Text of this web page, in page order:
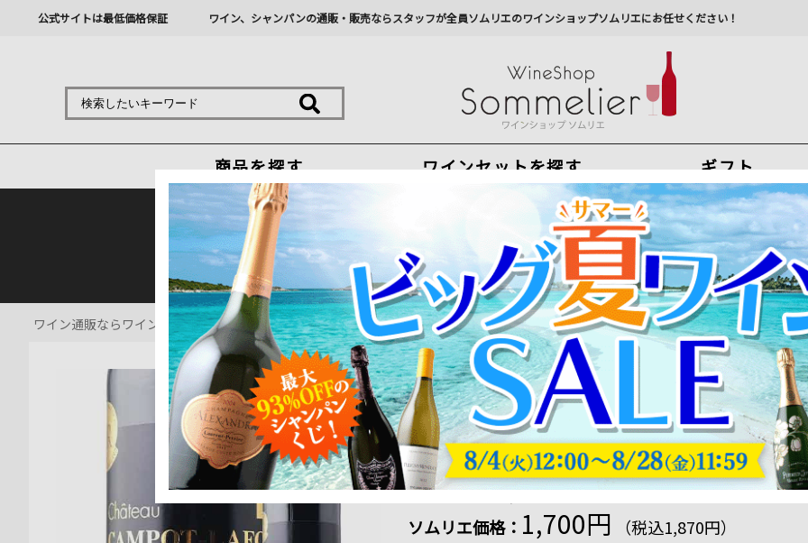
公式サイトは最低価格保証 ワイン、シャンパンの通販・販売ならスタッフが全員ソムリエのワインショップソムリエにお任せください！
商品を探す ワインセットを探す ギフト
今から注文で最短8月9日(日)出荷
最新の出荷スケジュールについてはこちらをクリ
熊本地震の影響により九州への配送に遅れが生じております。最新情報は佐川急
ワイン通販ならワインショップソムリエ > 赤ワイン通販 > シャトー・カンポ・ラフォン 2024年 フランス ボルドー赤ワイン フルボディ
ボルドー金賞受賞ワイン！
シャトー・カンポ・ラフォン 2024年 フランス
商品番号：3468000163243 販売日：2026年 06月 04日 09:00
17 ポイント進呈 15%OFF
希望小売価格：2,200円（税込）
ソムリエ価格： 1,700円 （税込1,870円）